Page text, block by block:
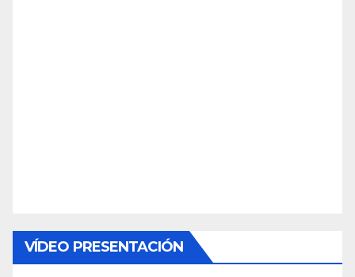
VÍDEO PRESENTACIÓN